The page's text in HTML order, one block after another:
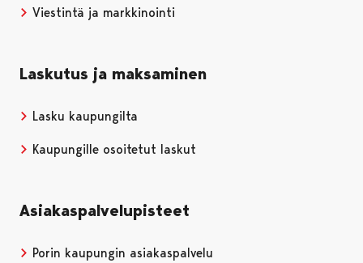
Viestintä ja markkinointi
Laskutus ja maksaminen
Lasku kaupungilta
Kaupungille osoitetut laskut
Asiakaspalvelupisteet
Porin kaupungin asiakaspalvelu